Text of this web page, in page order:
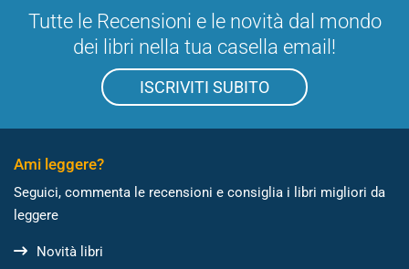
Tutte le Recensioni e le novità dal mondo
dei libri nella tua casella email!
ISCRIVITI SUBITO
Ami leggere?
Seguici, commenta le recensioni e consiglia i libri migliori da
leggere
Novità libri